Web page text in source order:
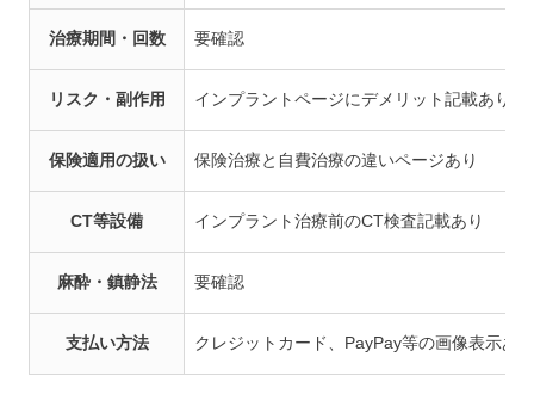
治療期間・回数 要確認
リスク・副作用 インプラントページにデメリット記載あり
保険適用の扱い 保険治療と自費治療の違いページあり
CT等設備 インプラント治療前のCT検査記載あり
麻酔・鎮静法 要確認
支払い方法 クレジットカード、PayPay等の画像表示あ